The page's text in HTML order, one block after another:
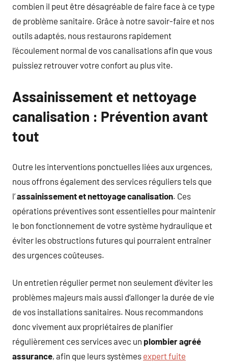
combien il peut être désagréable de faire face à ce type
de problème sanitaire. Grâce à notre savoir-faire et nos
outils adaptés, nous restaurons rapidement
l’écoulement normal de vos canalisations afin que vous
puissiez retrouver votre confort au plus vite.
Assainissement et nettoyage
canalisation : Prévention avant
tout
Outre les interventions ponctuelles liées aux urgences,
nous offrons également des services réguliers tels que
l’assainissement et nettoyage canalisation. Ces
opérations préventives sont essentielles pour maintenir
le bon fonctionnement de votre système hydraulique et
éviter les obstructions futures qui pourraient entraîner
des urgences coûteuses.
Un entretien régulier permet non seulement d’éviter les
problèmes majeurs mais aussi d’allonger la durée de vie
de vos installations sanitaires. Nous recommandons
donc vivement aux propriétaires de planifier
régulièrement ces services avec un plombier agréé
assurance, afin que leurs systèmes expert fuite